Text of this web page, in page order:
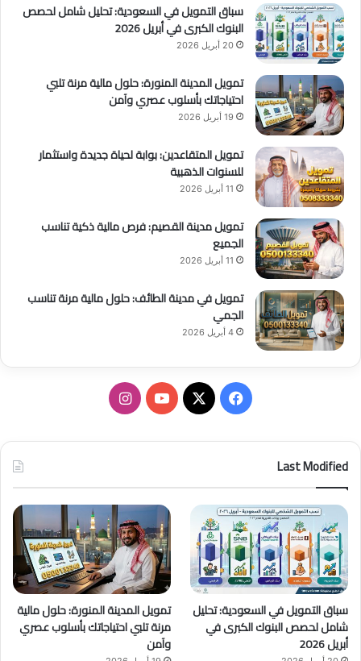
سباق التمويل في السعودية: تحليل شامل لحصص
البنوك الكبرى في أبريل 2026
20 أبريل 2026
تمويل المدينة المنورة: حلول مالية مرنة تلبي
احتياجاتك بأسلوب عصري وآمن
19 أبريل 2026
تمويل المتقاعدين: بوابة لحياة جديدة واستثمار
للسنوات الذهبية
11 أبريل 2026
تمويل مدينة القصيم: فرص مالية ذكية تناسب
الجميع
11 أبريل 2026
تمويل في مدينة الطائف: حلول مالية مرنة تناسب
الجمي
4 أبريل 2026
و
ك
T
u
b
e
ق
ر
ا
م
Last Modified
سباق التمويل في السعودية: تحليل
شامل لحصص البنوك الكبرى في
أبريل 2026
تمويل المدينة المنورة: حلول مالية
مرنة تلبي احتياجاتك بأسلوب عصري
وآمن